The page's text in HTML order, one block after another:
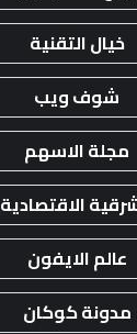
خيال التقنية
شوف ويب
مجلة الاسهم
الاقتصادية
عالم الايفون
مدونة كوكان